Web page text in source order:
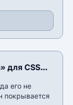
для CSS
его не
покрывается